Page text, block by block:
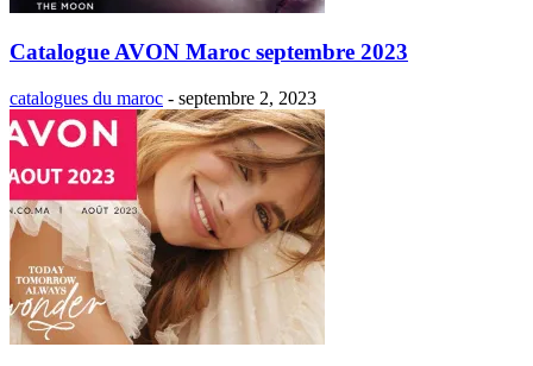
Catalogue AVON Maroc septembre 2023
catalogues du maroc - septembre 2, 2023